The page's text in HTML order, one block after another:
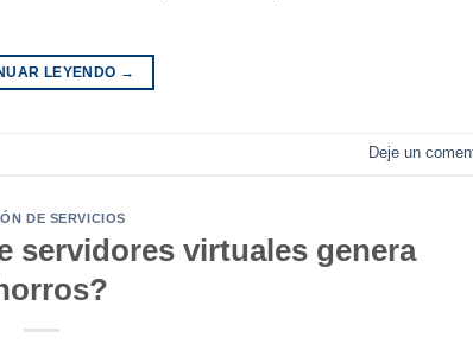
LEYENDO →
Deje un
DE SERVICIOS
servidores virtuales genera